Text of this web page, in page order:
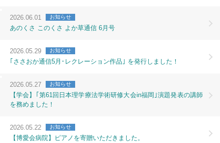
2026.06.01 お知らせ
あのくさ このくさ よか草通信 6月号
2026.05.29 お知らせ
｢ささおか通信5月･レクレーション作品｣ を発行しました！
2026.05.27 お知らせ
【学会】｢第61回日本理学療法学術研修大会in福岡｣演題発表の講師
を務めました！
2026.05.22 お知らせ
【博愛会病院】ピアノを寄贈いただきました。